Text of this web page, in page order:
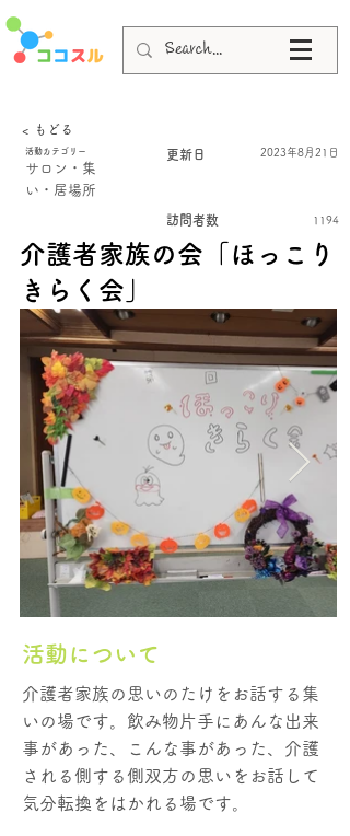
< もどる
活動カテゴリー
サロン・集
い・居場所
更新日 2023年8月21日
訪問者数 1194
介護者家族の会「ほっこり
きらく会」
活動について
介護者家族の思いのたけをお話する集
いの場です。飲み物片手にあんな出来
事があった、こんな事があった、介護
される側する側双方の思いをお話して
気分転換をはかれる場です。